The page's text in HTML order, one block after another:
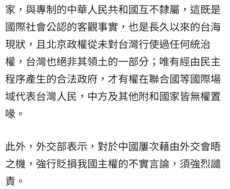
家，與專制的中華人民共和國互不隸屬，這既是
國際社會公認的客觀事實，也是長久以來的台海
現狀，且北京政權從未對台灣行使過任何統治
權，台灣也絕非其領土的一部分；唯有經由民主
程序產生的合法政府，才有權在聯合國等國際場
域代表台灣人民，中方及其他附和國家皆無權置
喙。
此外，外交部表示，對於中國屢次藉由外交會晤
之機，強行貶損我國主權的不實言論，須強烈譴
責。